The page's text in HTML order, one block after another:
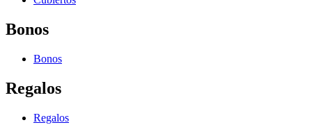
Bonos
Bonos
Regalos
Regalos